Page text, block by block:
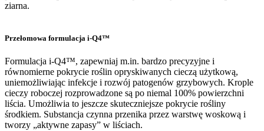
ziarna.
Przełomowa formulacja i-Q4™
Formulacja i-Q4™, zapewniaj m.in. bardzo precyzyjne i
równomierne pokrycie roślin opryskiwanych cieczą użytkową,
uniemożliwiając infekcje i rozwój patogenów grzybowych. Krople
cieczy roboczej rozprowadzone są po niemal 100% powierzchni
liścia. Umożliwia to jeszcze skuteczniejsze pokrycie rośliny
środkiem. Substancja czynna przenika przez warstwę woskową i
tworzy „aktywne zapasy” w liściach.